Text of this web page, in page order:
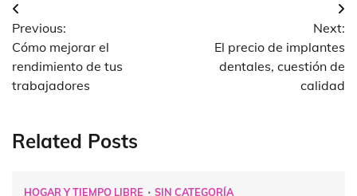
Navegación
de
entradas
Previous:
Cómo mejorar el
rendimiento de tus
trabajadores
Next:
El precio de implantes
dentales, cuestión de
calidad
Related Posts
HOGAR Y TIEMPO LIBRE SIN CATEGORÍA